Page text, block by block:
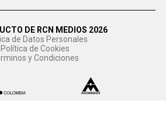
DE RCN MEDIOS 2026
de Datos Personales
Política de Cookies
y Condiciones